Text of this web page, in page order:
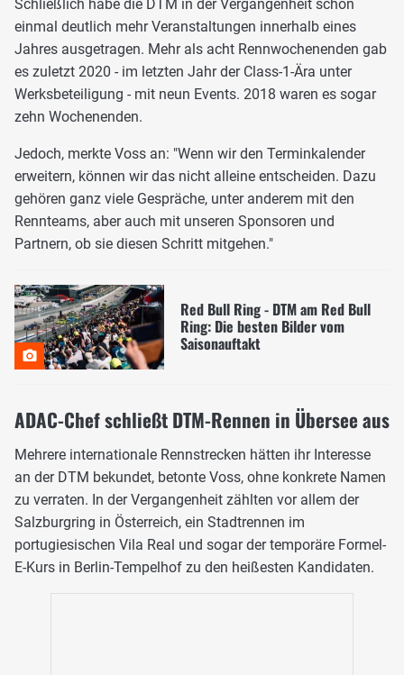
Schließlich habe die DTM in der Vergangenheit schon
einmal deutlich mehr Veranstaltungen innerhalb eines
Jahres ausgetragen. Mehr als acht Rennwochenenden gab
es zuletzt 2020 - im letzten Jahr der Class-1-Ära unter
Werksbeteiligung - mit neun Events. 2018 waren es sogar
zehn Wochenenden.
Jedoch, merkte Voss an: "Wenn wir den Terminkalender
erweitern, können wir das nicht alleine entscheiden. Dazu
gehören ganz viele Gespräche, unter anderem mit den
Rennteams, aber auch mit unseren Sponsoren und
Partnern, ob sie diesen Schritt mitgehen."
Red Bull Ring - DTM am Red Bull
Ring: Die besten Bilder vom
Saisonauftakt
ADAC-Chef schließt DTM-Rennen in Übersee aus
Mehrere internationale Rennstrecken hätten ihr Interesse
an der DTM bekundet, betonte Voss, ohne konkrete Namen
zu verraten. In der Vergangenheit zählten vor allem der
Salzburgring in Österreich, ein Stadtrennen im
portugiesischen Vila Real und sogar der temporäre Formel-
E-Kurs in Berlin-Tempelhof zu den heißesten Kandidaten.